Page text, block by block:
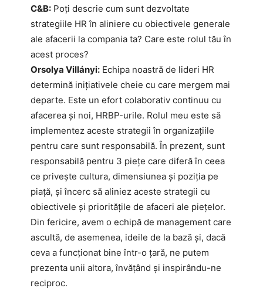
C&B: Poți descrie cum sunt dezvoltate
strategiile HR în aliniere cu obiectivele generale
ale afacerii la compania ta? Care este rolul tău în
acest proces?
Orsolya Villányi: Echipa noastră de lideri HR
determină inițiativele cheie cu care mergem mai
departe. Este un efort colaborativ continuu cu
afacerea și noi, HRBP-urile. Rolul meu este să
implementez aceste strategii în organizațiile
pentru care sunt responsabilă. În prezent, sunt
responsabilă pentru 3 piețe care diferă în ceea
ce privește cultura, dimensiunea și poziția pe
piață, și încerc să aliniez aceste strategii cu
obiectivele și prioritățile de afaceri ale piețelor.
Din fericire, avem o echipă de management care
ascultă, de asemenea, ideile de la bază și, dacă
ceva a funcționat bine într-o țară, ne putem
prezenta unii altora, învățând și inspirându-ne
reciproc.